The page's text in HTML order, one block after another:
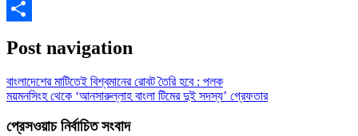
Gmail
Post navigation
বাংলাদেশের মাটিতেই বিশ্বমানের রোবট তৈরি হবে : পলক
ময়মনসিংহ থেকে ‘আনসারুল্লাহ বাংলা টিমের দুই সদস্য’ গ্রেফতার
প্রেসওয়াচ নির্বাচিত সংবাদ